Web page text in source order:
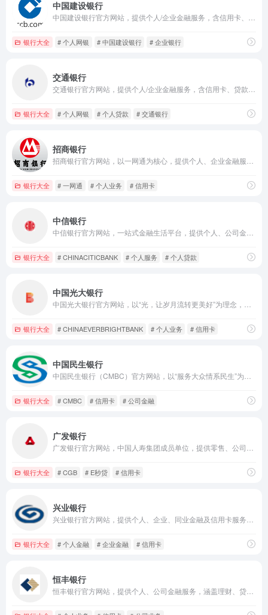
中国建设银行
银行大全 # 个人网银 # 中国建设银行 # 企业银行
交通银行
银行大全 # 个人网银 # 个人贷款 # 交通银行
招商银行
银行大全 # 一网通 # 个人业务 # 信用卡
中信银行
银行大全 # CHINACITICBANK # 个人服务 # 个人贷款
中国光大银行
银行大全 # CHINAEVERBRIGHTBANK # 个人业务 # 信用卡
中国民生银行
银行大全 # CMBC # 信用卡 # 公司金融
广发银行
银行大全 # CGB # E秒贷 # 信用卡
兴业银行
银行大全 # 个人金融 # 企业金融 # 信用卡
恒丰银行